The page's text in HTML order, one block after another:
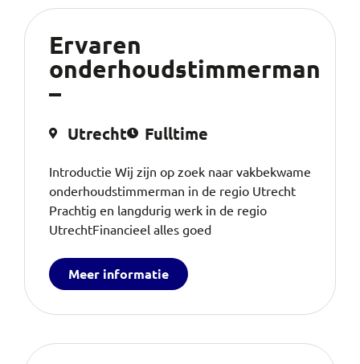
Ervaren
onderhoudstimmerman
–
Utrecht Fulltime
Introductie Wij zijn op zoek naar vakbekwame
onderhoudstimmerman in de regio Utrecht
Prachtig en langdurig werk in de regio
UtrechtFinancieel alles goed
Meer informatie